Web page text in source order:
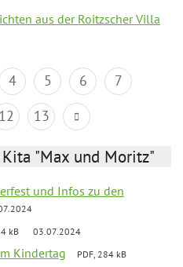
aus der Roitzscher Villa
4 5 6
7
12 13
"Max und Moritz"
und Infos zu den
kB 03.07.2024
Kindertag
PDF, 284 kB